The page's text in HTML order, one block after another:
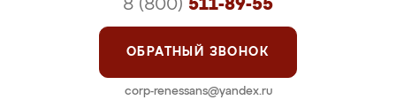
8 (800) 511-89-55
ОБРАТНЫЙ ЗВОНОК
corp-renessans@yandex.ru